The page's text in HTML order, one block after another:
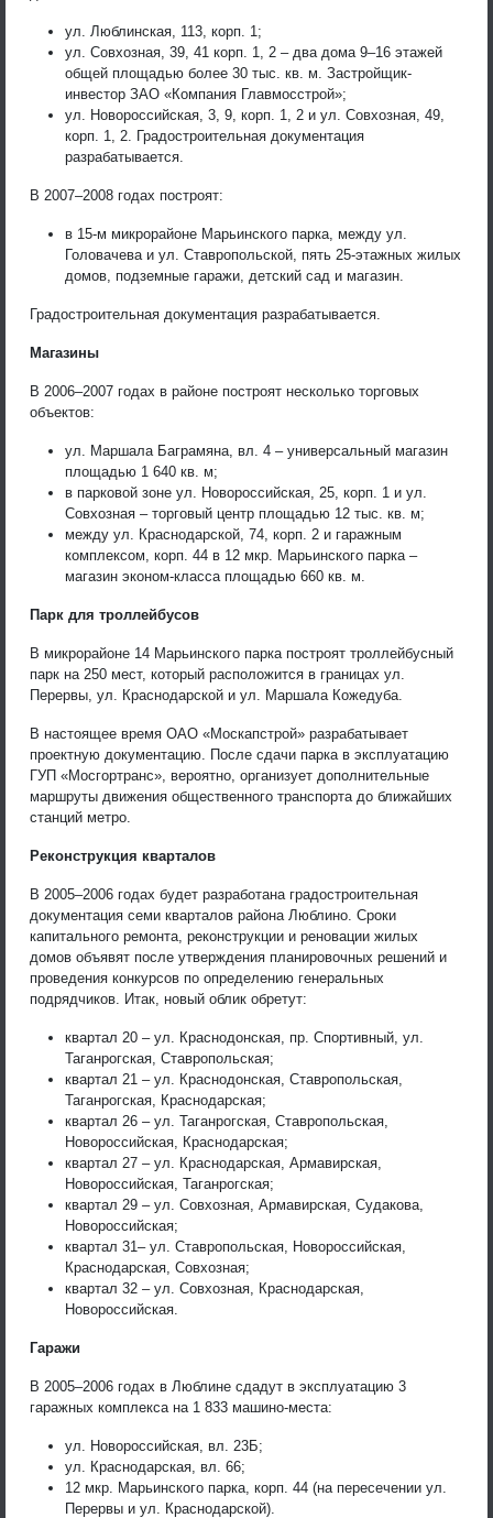
ул. Люблинская, 113, корп. 1;
ул. Совхозная, 39, 41 корп. 1, 2 – два дома 9–16 этажей
общей площадью более 30 тыс. кв. м. Застройщик-
инвестор ЗАО «Компания Главмосстрой»;
ул. Новороссийская, 3, 9, корп. 1, 2 и ул. Совхозная, 49,
корп. 1, 2. Градостроительная документация
разрабатывается.
В 2007–2008 годах построят:
в 15-м микрорайоне Марьинского парка, между ул.
Головачева и ул. Ставропольской, пять 25-этажных жилых
домов, подземные гаражи, детский сад и магазин.
Градостроительная документация разрабатывается.
Магазины
В 2006–2007 годах в районе построят несколько торговых
объектов:
ул. Маршала Баграмяна, вл. 4 – универсальный магазин
площадью 1 640 кв. м;
в парковой зоне ул. Новороссийская, 25, корп. 1 и ул.
Совхозная – торговый центр площадью 12 тыс. кв. м;
между ул. Краснодарской, 74, корп. 2 и гаражным
комплексом, корп. 44 в 12 мкр. Марьинского парка –
магазин эконом-класса площадью 660 кв. м.
Парк для троллейбусов
В микрорайоне 14 Марьинского парка построят троллейбусный
парк на 250 мест, который расположится в границах ул.
Перервы, ул. Краснодарской и ул. Маршала Кожедуба.
В настоящее время ОАО «Москапстрой» разрабатывает
проектную документацию. После сдачи парка в эксплуатацию
ГУП «Мосгортранс», вероятно, организует дополнительные
маршруты движения общественного транспорта до ближайших
станций метро.
Реконструкция кварталов
В 2005–2006 годах будет разработана градостроительная
документация семи кварталов района Люблино. Сроки
капитального ремонта, реконструкции и реновации жилых
домов объявят после утверждения планировочных решений и
проведения конкурсов по определению генеральных
подрядчиков. Итак, новый облик обретут:
квартал 20 – ул. Краснодонская, пр. Спортивный, ул.
Таганрогская, Ставропольская;
квартал 21 – ул. Краснодонская, Ставропольская,
Таганрогская, Краснодарская;
квартал 26 – ул. Таганрогская, Ставропольская,
Новороссийская, Краснодарская;
квартал 27 – ул. Краснодарская, Армавирская,
Новороссийская, Таганрогская;
квартал 29 – ул. Совхозная, Армавирская, Судакова,
Новороссийская;
квартал 31– ул. Ставропольская, Новороссийская,
Краснодарская, Совхозная;
квартал 32 – ул. Совхозная, Краснодарская,
Новороссийская.
Гаражи
В 2005–2006 годах в Люблине сдадут в эксплуатацию 3
гаражных комплекса на 1 833 машино-места:
ул. Новороссийская, вл. 23Б;
ул. Краснодарская, вл. 66;
12 мкр. Марьинского парка, корп. 44 (на пересечении ул.
Перервы и ул. Краснодарской).